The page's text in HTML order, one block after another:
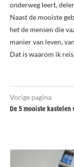
onderweg leert,
Naast de mooiste
het de mensen die
manier van leven,
Dat is waarom ik
Vorige pagina
De 5 mooiste kastelen